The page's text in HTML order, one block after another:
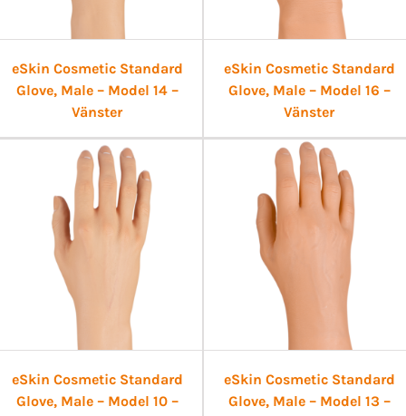
eSkin Cosmetic Standard
Glove, Male – Model 14 –
Vänster
eSkin Cosmetic Standard
Glove, Male – Model 16 –
Vänster
eSkin Cosmetic Standard
Glove, Male – Model 10 –
eSkin Cosmetic Standard
Glove, Male – Model 13 –